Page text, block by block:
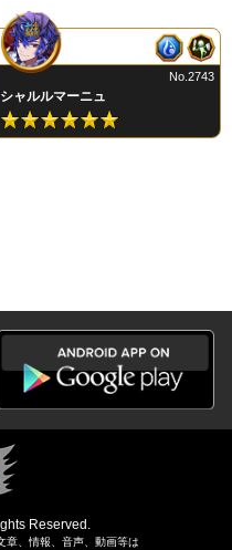
シャルルマーニュ
No.2743
Reserved.
章、情報、音声、動画等は